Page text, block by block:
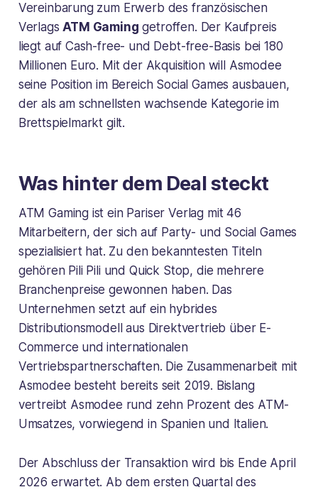
Vereinbarung zum Erwerb des französischen
VerlagsATM Gaming getroffen. Der Kaufpreis
liegt auf Cash-free- und Debt-free-Basis bei 180
Millionen Euro. Mit der Akquisition will Asmodee
seine Position im Bereich Social Games ausbauen,
der als am schnellsten wachsende Kategorie im
Brettspielmarkt gilt.
Was hinter dem Deal steckt
ATM Gaming ist ein Pariser Verlag mit 46
Mitarbeitern, der sich auf Party- und Social Games
spezialisiert hat. Zu den bekanntesten Titeln
gehören Pili Pili und Quick Stop, die mehrere
Branchenpreise gewonnen haben. Das
Unternehmen setzt auf ein hybrides
Distributionsmodell aus Direktvertrieb über E-
Commerce und internationalen
Vertriebspartnerschaften. Die Zusammenarbeit mit
Asmodee besteht bereits seit 2019. Bislang
vertreibt Asmodee rund zehn Prozent des ATM-
Umsatzes, vorwiegend in Spanien und Italien.
Der Abschluss der Transaktion wird bis Ende April
2026 erwartet. Ab dem ersten Quartal des